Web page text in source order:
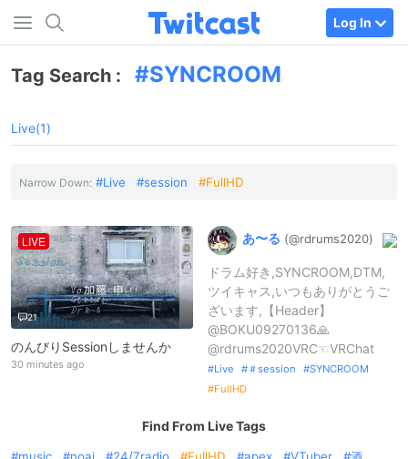
Log In
Tag Search : SYNCROOM
Live(1)
Narrow Down: Live session FullHD
LIVE
21
のんびりSessionしませんか
30 minutes ago
あ〜る (@rdrums2020)
ドラム好き,SYNCROOM,DTM,
ツイキャス,いつもありがとうご
ざいます,【Header】
@BOKU09270136🙏
@rdrums2020VRC☜VRChat
Live ＃session
SYNCROOM
FullHD
Find From Live Tags